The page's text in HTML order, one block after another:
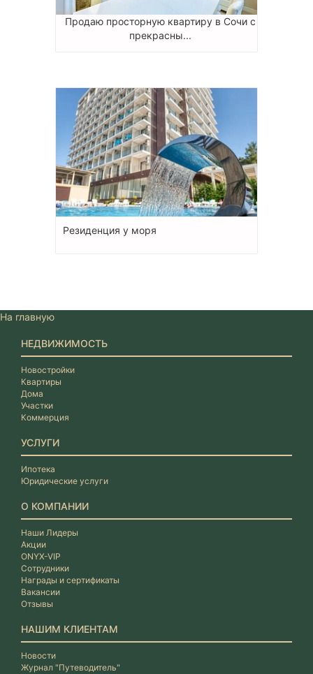
Продаю просторную квартиру в Сочи с
прекрасны...
Резиденция у моря
На главную
НЕДВИЖИМОСТЬ
Новостройки
Квартиры
Дома
Участки
Коммерция
УСЛУГИ
Ипотека
Юридические услуги
О КОМПАНИИ
Наши Лидеры
Акции
ONYX-VIP
Сотрудники
Награды и сертификаты
Вакансии
Отзывы
НАШИМ КЛИЕНТАМ
Новости
Журнал "Путеводитель"